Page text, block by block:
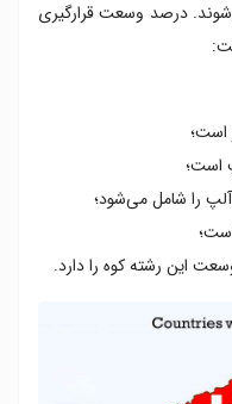
درصد وسعت قرارگیری